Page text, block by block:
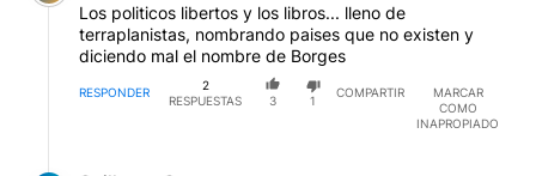
Los politicos libertos y los libros... lleno de
terraplanistas, nombrando paises que no existen y
diciendo mal el nombre de Borges
RESPONDER
2
RESPUESTAS
3 1
COMPARTIR
MARCAR
COMO
INAPROPIADO